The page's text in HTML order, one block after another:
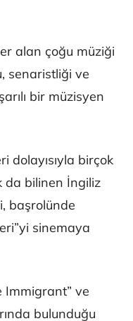
alan çoğu müziği
senaristliği ve
bir müzisyen
dolayısıyla birçok
da bilinen İngiliz
başrolünde
sinemaya
Immigrant” ve
bulunduğu